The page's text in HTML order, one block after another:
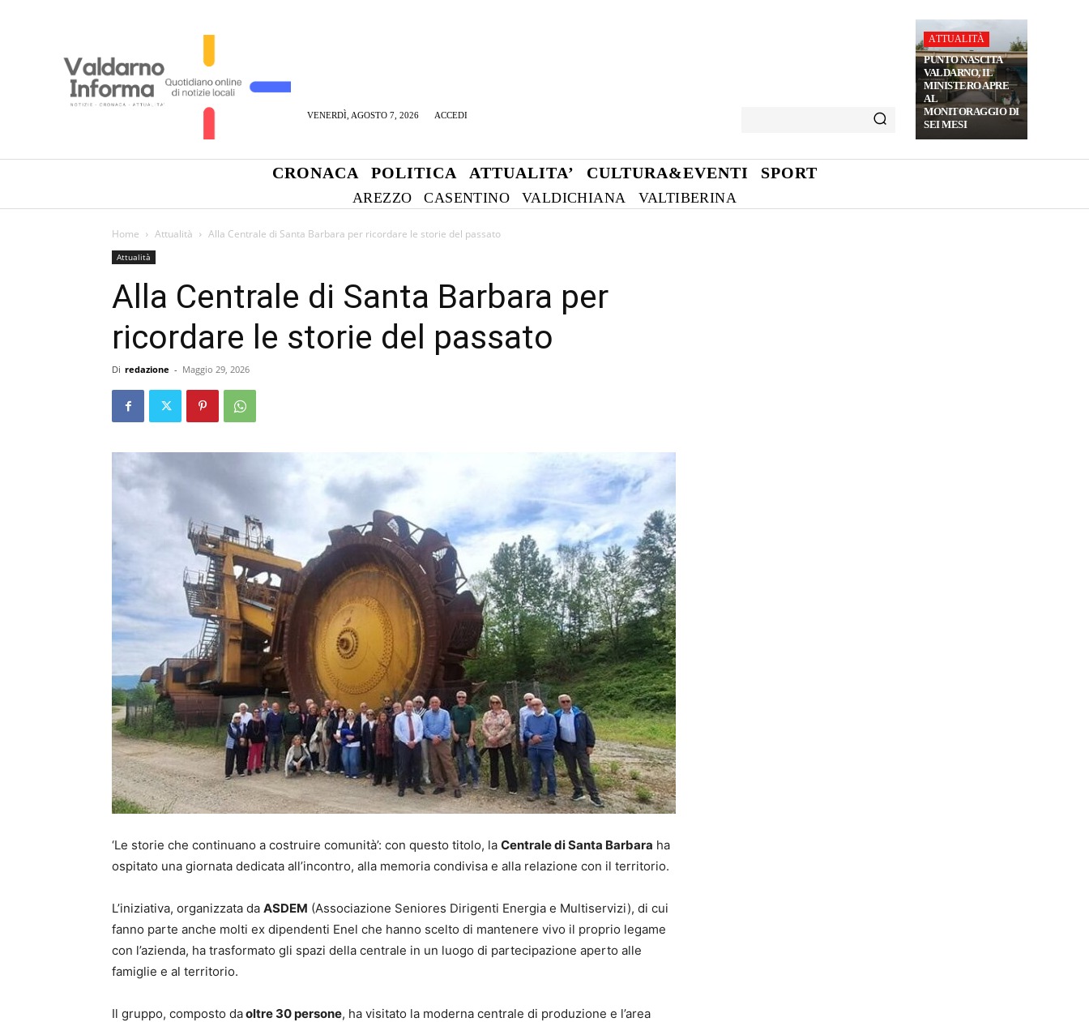
VENERDÌ, AGOSTO 7, 2026 ACCEDI
ATTUALITÀ
PUNTO NASCITA
VALDARNO, IL
MINISTERO APRE
AL
MONITORAGGIO DI
SEI MESI
CRONACA POLITICA ATTUALITA’ CULTURA&EVENTI SPORT
AREZZO CASENTINO VALDICHIANA VALTIBERINA
Home Attualità Alla Centrale di Santa Barbara per ricordare le storie del passato
Attualità
Alla Centrale di Santa Barbara per
ricordare le storie del passato
Di redazione - Maggio 29, 2026
‘Le storie che continuano a costruire comunità’: con questo titolo, la Centrale di Santa Barbara ha
ospitato una giornata dedicata all’incontro, alla memoria condivisa e alla relazione con il territorio.
L’iniziativa, organizzata da ASDEM (Associazione Seniores Dirigenti Energia e Multiservizi), di cui
fanno parte anche molti ex dipendenti Enel che hanno scelto di mantenere vivo il proprio legame
con l’azienda, ha trasformato gli spazi della centrale in un luogo di partecipazione aperto alle
famiglie e al territorio.
Il gruppo, composto daoltre 30 persone, ha visitato la moderna centrale di produzione e l’area